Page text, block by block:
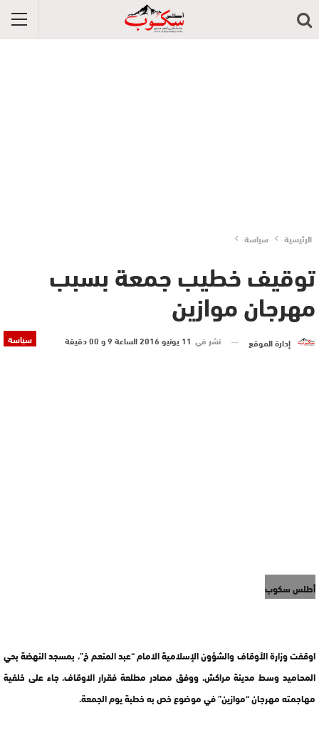
الرئيسية سياسة
توقيف خطيب جمعة بسبب
مهرجان موازين
سياسة إدارة الموقع نشر في 11 يونيو 2016 الساعة 9 و 00 دقيقة
أطلس سكوب
اوقفت وزارة الأوقاف والشؤون الإسلامية الامام “عبد المنعم خ”، بمسجد النهضة بحي
المحاميد وسط مدينة مراكش، ووفق مصادر مطلعة فقرار الاوقاف، جاء على خلفية
مهاجمته مهرجان “موازين” في موضوع خص به خطبة يوم الجمعة.